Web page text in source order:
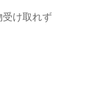
受け取れず